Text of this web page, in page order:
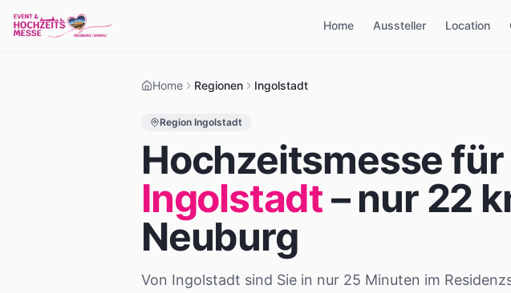
Home Aussteller Location
Home Regionen Ingolstadt
Region Ingolstadt
Hochzeitsmesse
Ingolstadt– nur 22
Neuburg
Von Ingolstadt sind Sie in nur 25 Minuten im